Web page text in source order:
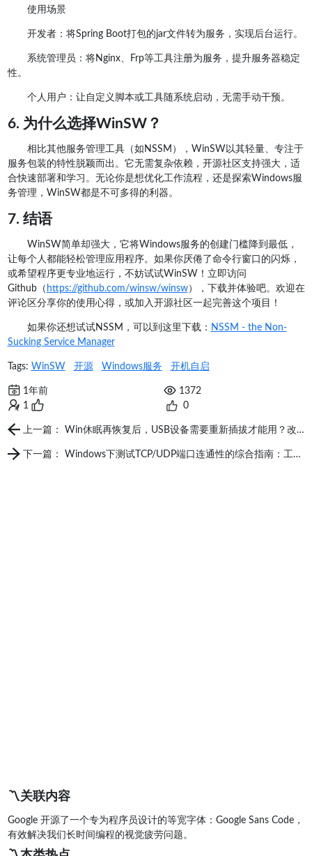
使用场景
开发者：将Spring Boot打包的jar文件转为服务，实现后台运行。
系统管理员：将Nginx、Frp等工具注册为服务，提升服务器稳定
性。
个人用户：让自定义脚本或工具随系统启动，无需手动干预。
6. 为什么选择WinSW？
相比其他服务管理工具（如NSSM），WinSW以其轻量、专注于
服务包装的特性脱颖而出。它无需复杂依赖，开源社区支持强大，适
合快速部署和学习。无论你是想优化工作流程，还是探索Windows服
务管理，WinSW都是不可多得的利器。
7. 结语
WinSW简单却强大，它将Windows服务的创建门槛降到最低，
让每个人都能轻松管理应用程序。如果你厌倦了命令行窗口的闪烁，
或希望程序更专业地运行，不妨试试WinSW！立即访问
Github（ https://github.com/winsw/winsw），下载并体验吧。欢迎在
评论区分享你的使用心得，或加入开源社区一起完善这个项目！
如果你还想试试NSSM，可以到这里下载： NSSM - the Non-
Sucking Service Manager
Tags: WinSW 开源 Windows服务 开机自启
1年前
1372
1
0
上一篇： Win休眠再恢复后，USB设备需要重新插拔才能用？改驱动电源设置有效解决
下一篇： Windows下测试TCP/UDP端口连通性的综合指南：工具与技巧
〽️关联内容
Google 开源了一个专为程序员设计的等宽字体：Google Sans Code，
有效解决我们长时间编程的视觉疲劳问题。